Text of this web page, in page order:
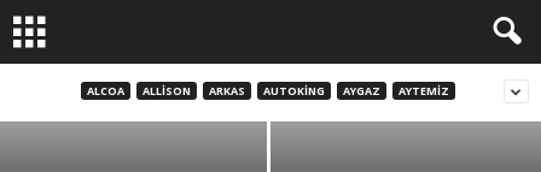
ALCOA ALLISON ARKAS AUTOKING AYGAZ AYTEMIZ
Oyunları’nda herkes için sürdürülebilir
mobilite deneyimi sunacak
Ekim 5, 2023